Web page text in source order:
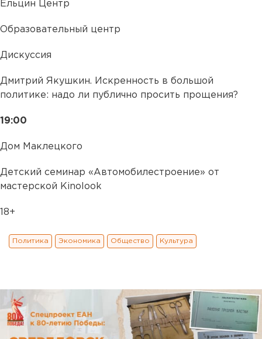
Ельцин Центр
Образовательный центр
Дискуссия
Дмитрий Якушкин. Искренность в большой
политике: надо ли публично просить прощения?
19:00
Дом Маклецкого
Детский семинар «Автомобилестроение» от
мастерской Kinolook
18+
Политика Экономика Общество Культура